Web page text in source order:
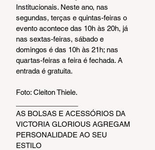
Institucionais. Neste ano, nas
segundas, terças e quintas-feiras o
evento acontece das 10h às 20h, já
nas sextas-feiras, sábado e
domingos é das 10h às 21h; nas
quartas-feiras a feira é fechada. A
entrada é gratuita.
Foto: Cleiton Thiele.
AS BOLSAS E ACESSÓRIOS DA
VICTORIA GLORIOUS AGREGAM
PERSONALIDADE AO SEU
ESTILO